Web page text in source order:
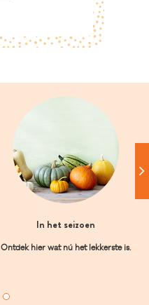
In het seizoen
Ontdek hier wat nú het lekkerste is.